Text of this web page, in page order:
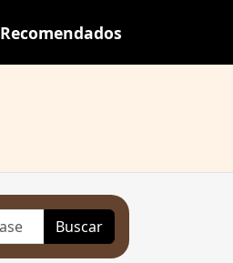
Recomendados
Buscar